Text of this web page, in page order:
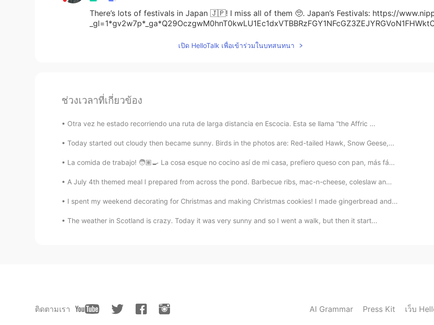
There’s lots of festivals in Japan 🇯🇵! I miss all of them 🥺. Japan’s Festivals: https://
เปิด HelloTalk เพื่อเข้าร่วมในบทสนทนา
ช่วงเวลาที่เกี่ยวข้อง
Otra vez he estado recorriendo una ruta de larga distancia en Escocia. Esta se llama “the Affric ...
Today started out cloudy then became sunny. Birds in the photos are: Red-tailed Hawk, Snow Geese,...
La comida de trabajo! 🧑🏽‍🍳 La cosa esque no cocino así de mi casa, prefiero queso con pan, más fá...
A July 4th themed meal I prepared from across the pond. Barbecue ribs, mac-n-cheese, coleslaw an...
I spent my weekend decorating for Christmas and making Christmas cookies! I made gingerbread and...
The weather in Scotland is crazy. Today it was very sunny and so I went a walk, but then it start...
ติดตามเรา AI Grammar Press Kit เว็บ